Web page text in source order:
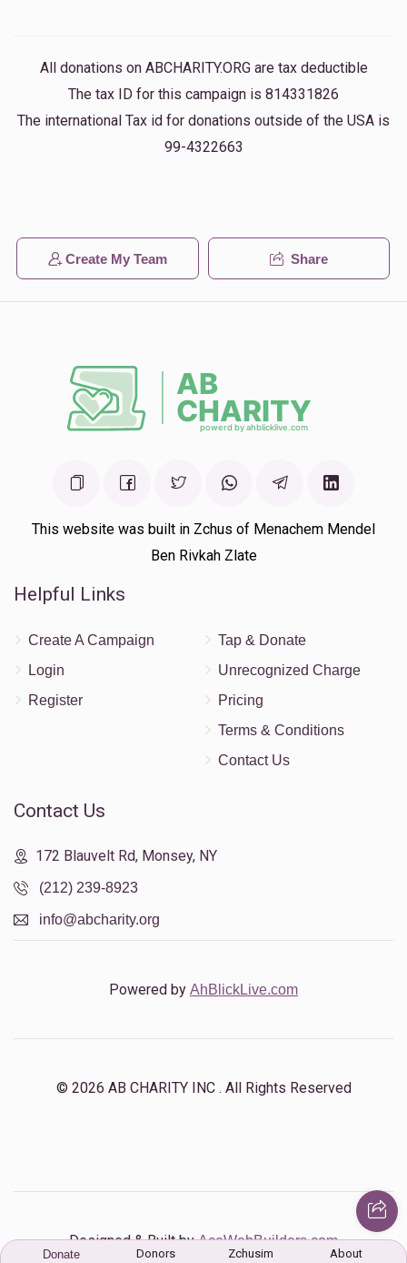
All donations on ABCHARITY.ORG are tax deductible
The tax ID for this campaign is 814331826
The international Tax id for donations outside of the USA is
99-4322663
Create My Team Share
This website was built in Zchus of Menachem Mendel
Ben Rivkah Zlate
Helpful Links
Create A Campaign
Login
Register
Tap & Donate
Unrecognized Charge
Pricing
Terms & Conditions
Contact Us
Contact Us
172 Blauvelt Rd, Monsey, NY
(212) 239-8923
info@abcharity.org
Powered by AhBlickLive.com
© 2026 AB CHARITY INC . All Rights Reserved
Designed & Built byAceWebBuilders.com
Donate Donors Zchusim About